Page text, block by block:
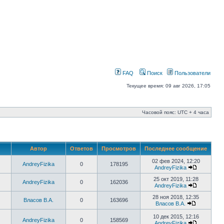
FAQ Поиск Пользователи
Текущее время: 09 авг 2026, 17:05
Часовой пояс: UTC + 4 часа
Автор Ответов Просмотров Последнее сообщение
AndreyFizika 0 178195
02 фев 2024, 12:20
AndreyFizika
AndreyFizika 0 162036
25 окт 2019, 11:28
AndreyFizika
Власов В.А. 0 163696
28 ноя 2018, 12:35
Власов В.А.
AndreyFizika 0 158569
10 дек 2015, 12:16